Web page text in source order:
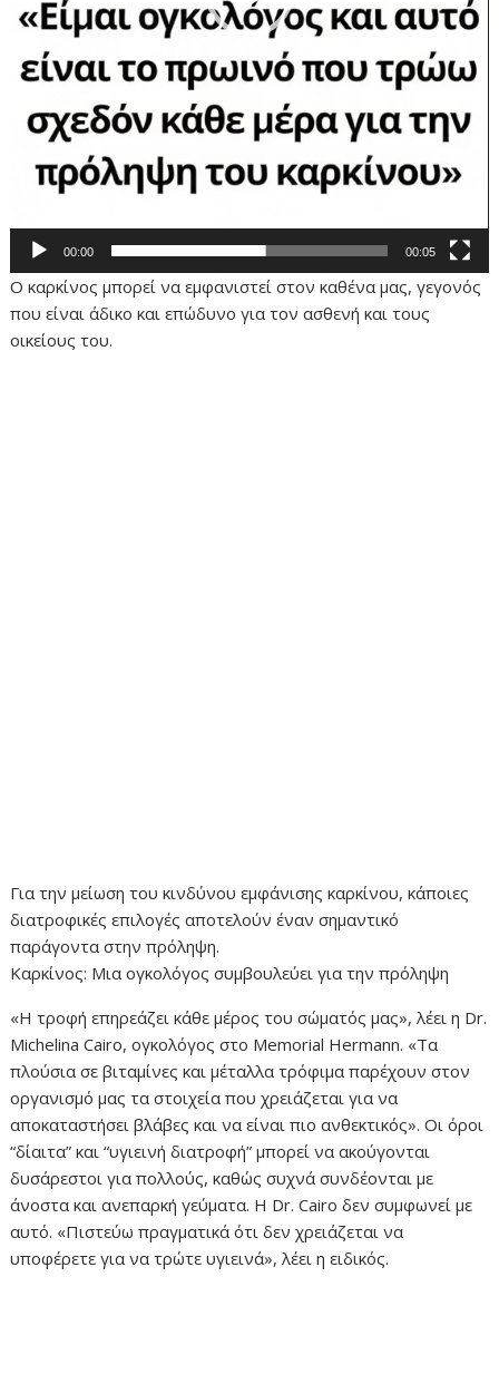
00:00 00:05
Ο καρκίνος μπορεί να εμφανιστεί στον καθένα μας, γεγονός
που είναι άδικο και επώδυνο για τον ασθενή και τους
οικείους του.
Για την μείωση του κινδύνου εμφάνισης καρκίνου, κάποιες
διατροφικές επιλογές αποτελούν έναν σημαντικό
παράγοντα στην πρόληψη.
Καρκίνος: Μια ογκολόγος συμβουλεύει για την πρόληψη
«Η τροφή επηρεάζει κάθε μέρος του σώματός μας», λέει η Dr.
Michelina Cairo, ογκολόγος στο Memorial Hermann. «Τα
πλούσια σε βιταμίνες και μέταλλα τρόφιμα παρέχουν στον
οργανισμό μας τα στοιχεία που χρειάζεται για να
αποκαταστήσει βλάβες και να είναι πιο ανθεκτικός». Οι όροι
“δίαιτα” και “υγιεινή διατροφή” μπορεί να ακούγονται
δυσάρεστοι για πολλούς, καθώς συχνά συνδέονται με
άνοστα και ανεπαρκή γεύματα. Η Dr. Cairo δεν συμφωνεί με
αυτό. «Πιστεύω πραγματικά ότι δεν χρειάζεται να
υποφέρετε για να τρώτε υγιεινά», λέει η ειδικός.